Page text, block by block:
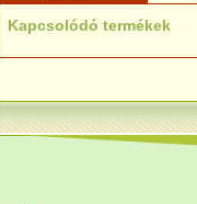
Kapcsolódó termékek